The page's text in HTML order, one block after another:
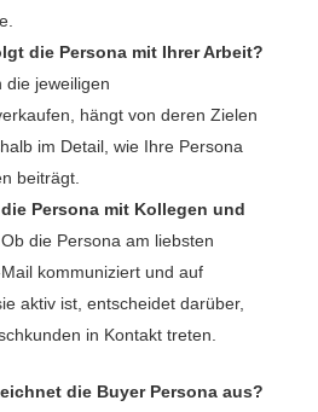
die Persona mit Ihrer Arbeit?
die jeweiligen
hängt von deren Zielen
im Detail, wie Ihre Persona
beiträgt.
Persona mit Kollegen und
Ob die Persona am liebsten
kommuniziert und auf
aktiv ist, entscheidet darüber,
in Kontakt treten.
die Buyer Persona aus?